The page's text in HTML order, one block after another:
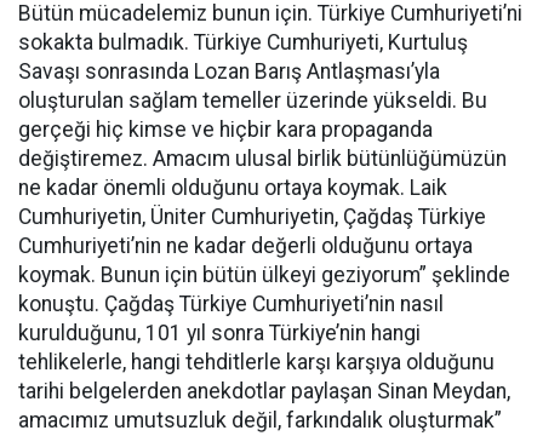
Bütün mücadelemiz bunun için. Türkiye Cumhuriyeti’ni
sokakta bulmadık. Türkiye Cumhuriyeti, Kurtuluş
Savaşı sonrasında Lozan Barış Antlaşması’yla
oluşturulan sağlam temeller üzerinde yükseldi. Bu
gerçeği hiç kimse ve hiçbir kara propaganda
değiştiremez. Amacım ulusal birlik bütünlüğümüzün
ne kadar önemli olduğunu ortaya koymak. Laik
Cumhuriyetin, Üniter Cumhuriyetin, Çağdaş Türkiye
Cumhuriyeti’nin ne kadar değerli olduğunu ortaya
koymak. Bunun için bütün ülkeyi geziyorum” şeklinde
konuştu. Çağdaş Türkiye Cumhuriyeti’nin nasıl
kurulduğunu, 101 yıl sonra Türkiye’nin hangi
tehlikelerle, hangi tehditlerle karşı karşıya olduğunu
tarihi belgelerden anekdotlar paylaşan Sinan Meydan,
amacımız umutsuzluk değil, farkındalık oluşturmak”